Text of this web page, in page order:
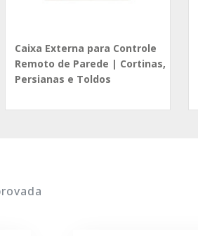
Caixa Externa para Controle
Remoto de Parede | Cortinas,
Persianas e Toldos